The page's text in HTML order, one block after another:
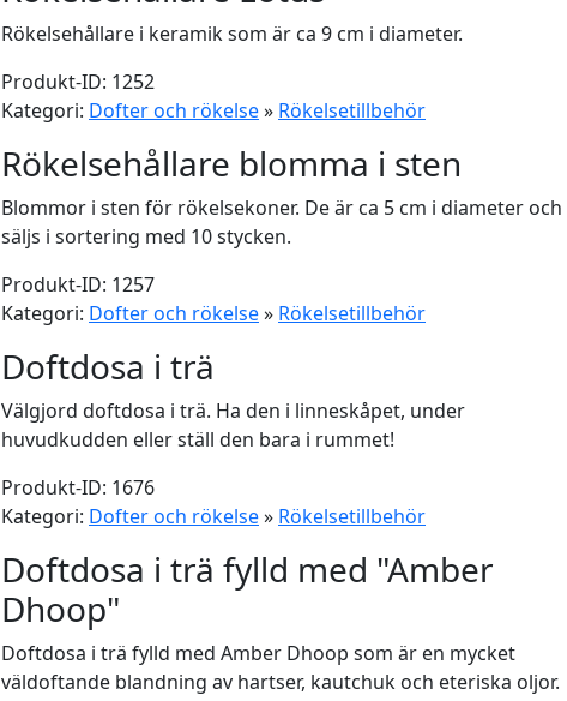
Rökelsehållare i keramik som är ca 9 cm i diameter.
Produkt-ID: 1252
Kategori: Dofter och rökelse» Rökelsetillbehör
Rökelsehållare blomma i sten
Blommor i sten för rökelsekoner. De är ca 5 cm i diameter och
säljs i sortering med 10 stycken.
Produkt-ID: 1257
Kategori: Dofter och rökelse» Rökelsetillbehör
Doftdosa i trä
Välgjord doftdosa i trä. Ha den i linneskåpet, under
huvudkudden eller ställ den bara i rummet!
Produkt-ID: 1676
Kategori: Dofter och rökelse» Rökelsetillbehör
Doftdosa i trä fylld med "Amber
Dhoop"
Doftdosa i trä fylld med Amber Dhoop som är en mycket
väldoftande blandning av hartser, kautchuk och eteriska oljor.